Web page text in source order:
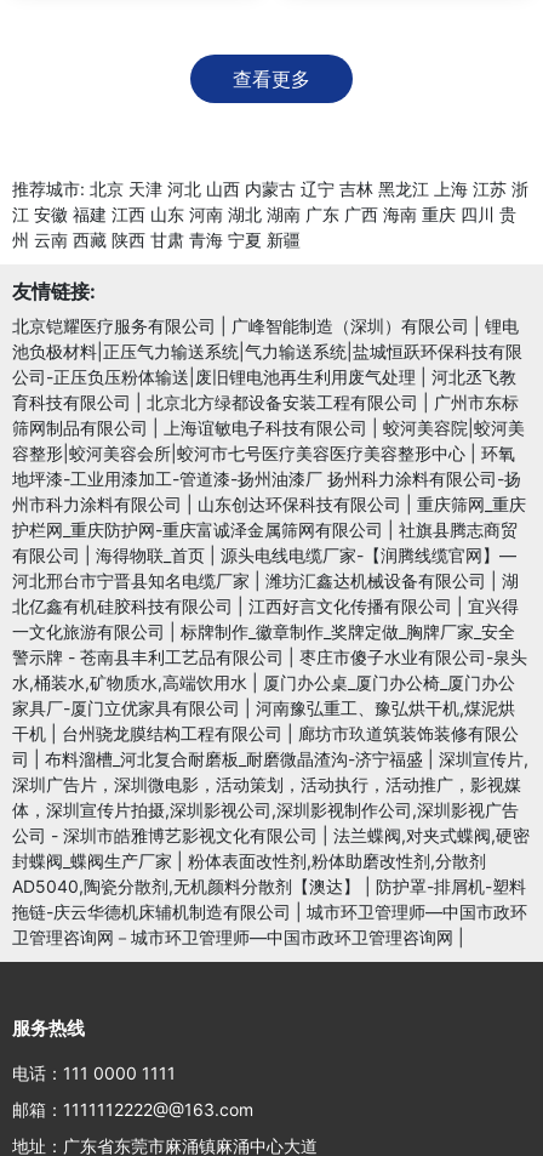
查看更多
推荐城市: 北京 天津 河北 山西 内蒙古 辽宁 吉林 黑龙江 上海 江苏 浙
江 安徽 福建 江西 山东 河南 湖北 湖南 广东 广西 海南 重庆 四川 贵
州 云南 西藏 陕西 甘肃 青海 宁夏 新疆
友情链接:
北京铠耀医疗服务有限公司 广峰智能制造（深圳）有限公司
锂电
池负极材料|正压气力输送系统|气力输送系统|盐城恒跃环保科技有限
公司-正压负压粉体输送|废旧锂电池再生利用废气处理
河北丞飞教
育科技有限公司
北京北方绿都设备安装工程有限公司
广州市东标
筛网制品有限公司
上海谊敏电子科技有限公司
蛟河美容院|蛟河美
容整形|蛟河美容会所|蛟河市七号医疗美容医疗美容整形中心
环氧
地坪漆-工业用漆加工-管道漆-扬州油漆厂 扬州科力涂料有限公司-扬
州市科力涂料有限公司
山东创达环保科技有限公司
重庆筛网_重庆
护栏网_重庆防护网-重庆富诚泽金属筛网有限公司
社旗县腾志商贸
有限公司
海得物联_首页
源头电线电缆厂家-【润腾线缆官网】—
河北邢台市宁晋县知名电缆厂家
潍坊汇鑫达机械设备有限公司
湖
北亿鑫有机硅胶科技有限公司
江西好言文化传播有限公司
宜兴得
一文化旅游有限公司
标牌制作_徽章制作_奖牌定做_胸牌厂家_安全
警示牌 - 苍南县丰利工艺品有限公司
枣庄市傻子水业有限公司-泉头
水,桶装水,矿物质水,高端饮用水
厦门办公桌_厦门办公椅_厦门办公
家具厂-厦门立优家具有限公司
河南豫弘重工、豫弘烘干机,煤泥烘
干机
台州骁龙膜结构工程有限公司
廊坊市玖道筑装饰装修有限公
司
布料溜槽_河北复合耐磨板_耐磨微晶渣沟-济宁福盛
深圳宣传片,
深圳广告片，深圳微电影，活动策划，活动执行，活动推广，影视媒
体，深圳宣传片拍摄,深圳影视公司,深圳影视制作公司,深圳影视广告
公司 - 深圳市皓雅博艺影视文化有限公司
法兰蝶阀,对夹式蝶阀,硬密
封蝶阀_蝶阀生产厂家
粉体表面改性剂,粉体助磨改性剂,分散剂
AD5040,陶瓷分散剂,无机颜料分散剂【澳达】
防护罩-排屑机-塑料
拖链-庆云华德机床辅机制造有限公司
城市环卫管理师—中国市政环
卫管理咨询网－城市环卫管理师—中国市政环卫管理咨询网
服务热线
电话：111 0000 1111
邮箱：1111112222@@163.com
地址：广东省东莞市麻涌镇麻涌中心大道